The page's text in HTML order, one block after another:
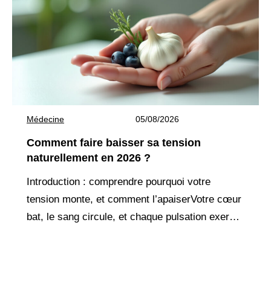
Médecine 05/08/2026
Comment faire baisser sa tension
naturellement en 2026 ?
Introduction : comprendre pourquoi votre
tension monte, et comment l’apaiserVotre cœur
bat, le sang circule, et chaque pulsation exerce